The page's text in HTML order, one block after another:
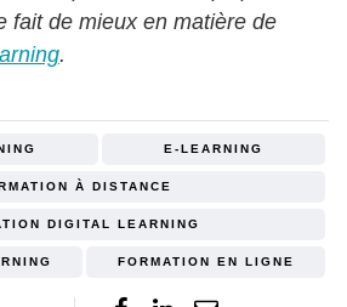
fait de mieux en matière de
.
E-LEARNING
À DISTANCE
DIGITAL LEARNING
FORMATION EN LIGNE